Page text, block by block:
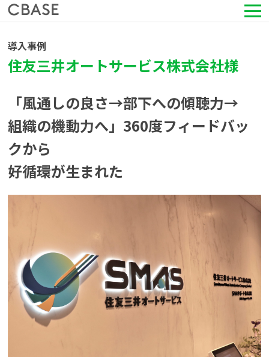
サービス
活用シーン
導入事例
セミナー情報
HRコラム
会社情報
よくある質問
お見積もり依頼
導入事例
住友三井オートサービス株式会社様
「風通しの良さ→部下への傾聴力→
組織の機動力へ」360度フィードバッ
クから
好循環が生まれた